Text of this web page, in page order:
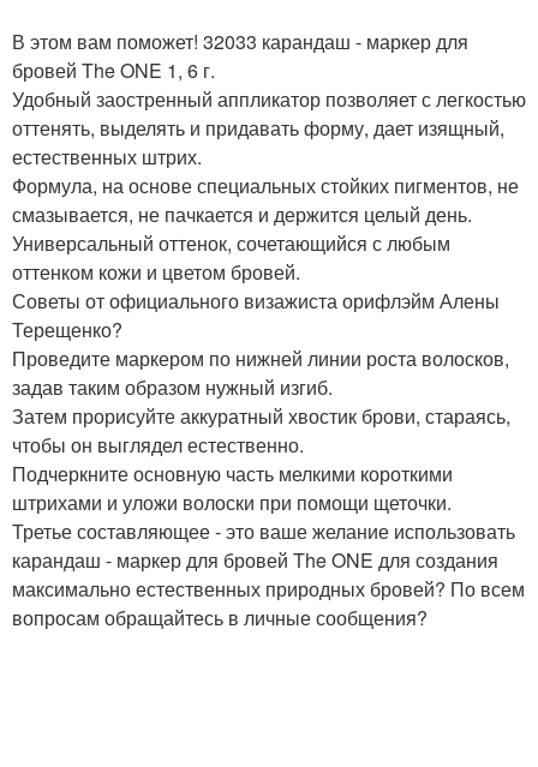
В этом вам поможет! 32033 карандаш - маркер для
бровей The ONE 1, 6 г.
Удобный заостренный аппликатор позволяет с легкостью
оттенять, выделять и придавать форму, дает изящный,
естественных штрих.
Формула, на основе специальных стойких пигментов, не
смазывается, не пачкается и держится целый день.
Универсальный оттенок, сочетающийся с любым
оттенком кожи и цветом бровей.
Советы от официального визажиста орифлэйм Алены
Терещенко?
Проведите маркером по нижней линии роста волосков,
задав таким образом нужный изгиб.
Затем прорисуйте аккуратный хвостик брови, стараясь,
чтобы он выглядел естественно.
Подчеркните основную часть мелкими короткими
штрихами и уложи волоски при помощи щеточки.
Третье составляющее - это ваше желание использовать
карандаш - маркер для бровей The ONE для создания
максимально естественных природных бровей? По всем
вопросам обращайтесь в личные сообщения?